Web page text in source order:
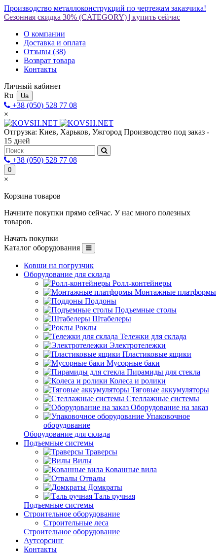
Производство металлоконструкций по чертежам заказчика!
Сезонная скидка 30% (CATEGORY) | купить сейчас
О компании
Доставка и оплата
Отзывы (38)
Возврат товара
Контакты
Личный кабинет
Ru | Ua
+38 (050) 528 77 08
×
Отгрузка: Киев, Харьков, Ужгород Производство под заказ -
15 дней
+38 (050) 528 77 08
0
×
Корзина товаров
Начните покупки прямо сейчас. У нас много полезных
товаров.
Начать покупки
Каталог оборудования
Ковши на погрузчик
Оборудование для склада
Ролл-контейнеры
Монтажные платформы
Поддоны
Подъемные столы
Штабелеры
Роклы
Тележки для склада
Электротележки
Пластиковые ящики
Мусорные баки
Пирамиды для стекла
Колеса и ролики
Тяговые аккумуляторы
Стеллажные системы
Оборудование на заказ
Упаковочное
оборудование
Оборудование для склада
Подъемные системы
Траверсы
Вилы
Кованные вила
Отвалы
Домкраты
Таль ручная
Подъемные системы
Строительное оборудование
Строительные леса
Строительное оборудование
Аутсорсинг
Контакты